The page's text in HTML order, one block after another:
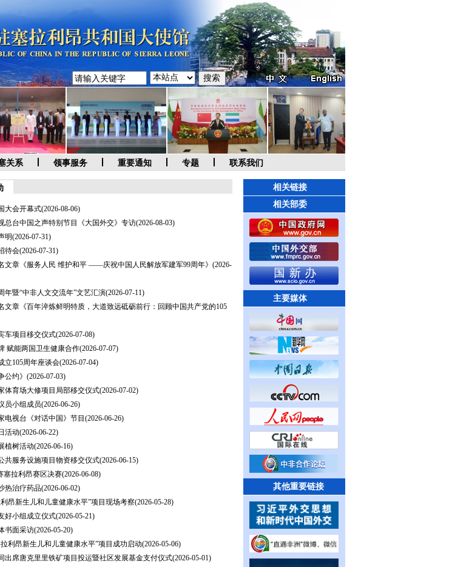
关系 领事服务 重要通知 专题 联系我们
大会开幕式(2026-08-06)
总台中国之声特别节目《大国外交》专访(2026-08-03)
明(2026-07-31)
待会(2026-07-31)
文章《服务人民 维护和平 ——庆祝中国人民解放军建军99周年》 (2026-
年暨“中非人文交流年”文艺汇演(2026-07-11)
文章《百年淬炼鲜明特质，大道致远砥砺前行：回顾中国共产党的105
车项目移交仪式(2026-07-08)
赋能两国卫生健康合作(2026-07-07)
立105周年座谈会(2026-07-04)
公约》 (2026-07-03)
体育场大修项目局部移交仪式(2026-07-02)
员小组成员(2026-06-26)
电视台《对话中国》节目 (2026-06-26)
活动(2026-06-22)
植树活动(2026-06-16)
共服务设施项目物资移交仪式(2026-06-15)
塞拉利昂赛区决赛(2026-06-08)
热治疗药品(2026-06-02)
昂新生儿和儿童健康水平”项目现场考察(2026-05-28)
好小组成立仪式(2026-05-21)
书面采访(2026-05-20)
利昂新生儿和儿童健康水平”项目成功启动(2026-05-06)
出席唐克里里铁矿项目投运暨社区发展基金支付仪式(2026-05-01)
相关链接
相关部委
主要媒体
其他重要链接